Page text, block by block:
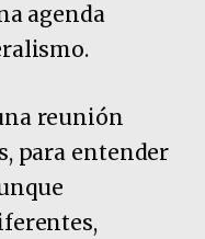
agenda
reunión
para entender